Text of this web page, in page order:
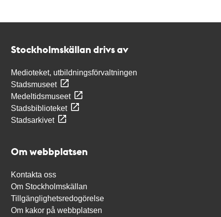
Stockholmskällan drivs av
Medioteket, utbildningsförvaltningen
Stadsmuseet
Medeltidsmuseet
Stadsbiblioteket
Stadsarkivet
Om webbplatsen
Kontakta oss
Om Stockholmskällan
Tillgänglighetsredogörelse
Om kakor på webbplatsen